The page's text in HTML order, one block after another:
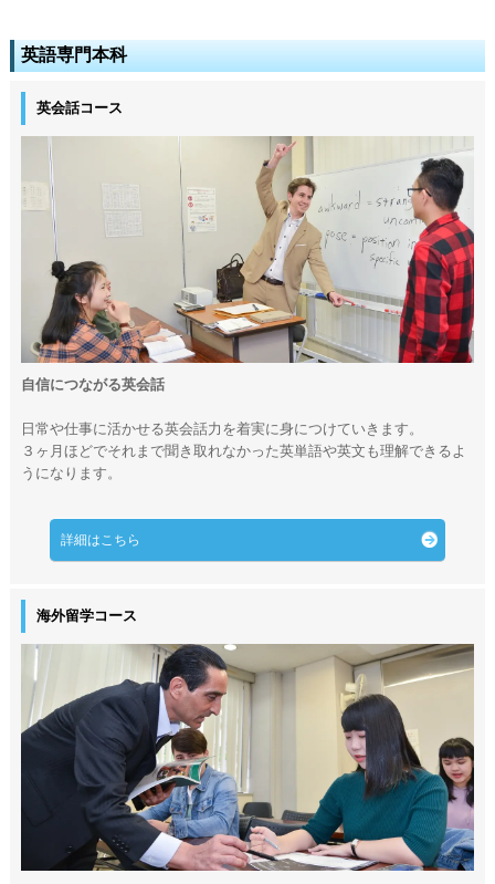
英語専門本科
英会話コース
自信につながる英会話
日常や仕事に活かせる英会話力を着実に身につけていきます。
３ヶ月ほどでそれまで聞き取れなかった英単語や英文も理解できるよ
うになります。
詳細はこちら
海外留学コース